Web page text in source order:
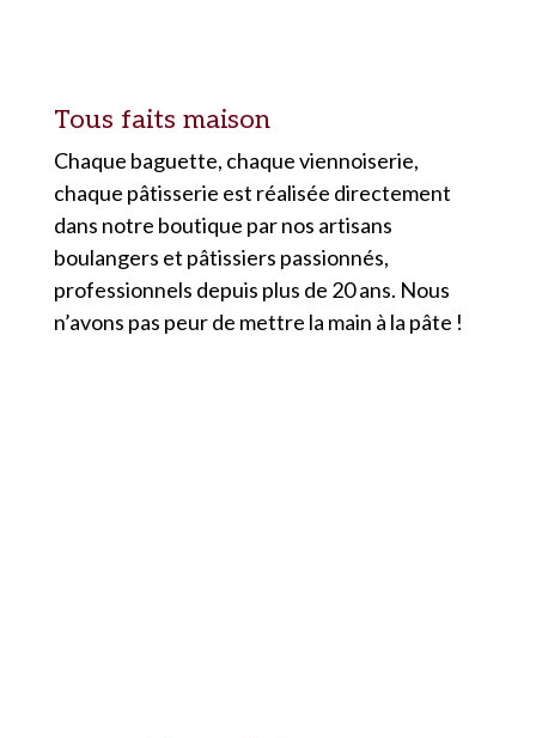
Tous faits maison
Chaque baguette, chaque viennoiserie,
chaque pâtisserie est réalisée directement
dans notre boutique par nos artisans
boulangers et pâtissiers passionnés,
professionnels depuis plus de 20 ans. Nous
n’avons pas peur de mettre la main à la pâte !